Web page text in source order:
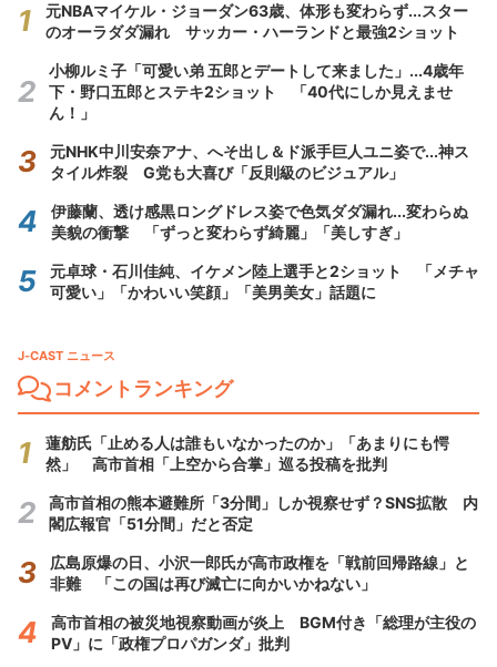
元NBAマイケル・ジョーダン63歳、体形も変わらず...スター
のオーラダダ漏れ サッカー・ハーランドと最強2ショット
小柳ルミ子「可愛い弟 五郎とデートして来ました」...4歳年
下・野口五郎とステキ2ショット 「40代にしか見えませ
ん！」
元NHK中川安奈アナ、へそ出し＆ド派手巨人ユニ姿で...神ス
タイル炸裂 G党も大喜び「反則級のビジュアル」
伊藤蘭、透け感黒ロングドレス姿で色気ダダ漏れ...変わらぬ
美貌の衝撃 「ずっと変わらず綺麗」「美しすぎ」
元卓球・石川佳純、イケメン陸上選手と2ショット 「メチャ
可愛い」「かわいい笑顔」「美男美女」話題に
J-CAST ニュース
コメントランキング
蓮舫氏「止める人は誰もいなかったのか」「あまりにも愕
然」 高市首相「上空から合掌」巡る投稿を批判
高市首相の熊本避難所「3分間」しか視察せず？SNS拡散 内
閣広報官「51分間」だと否定
広島原爆の日、小沢一郎氏が高市政権を「戦前回帰路線」と
非難 「この国は再び滅亡に向かいかねない」
高市首相の被災地視察動画が炎上 BGM付き「総理が主役の
PV」に「政権プロパガンダ」批判